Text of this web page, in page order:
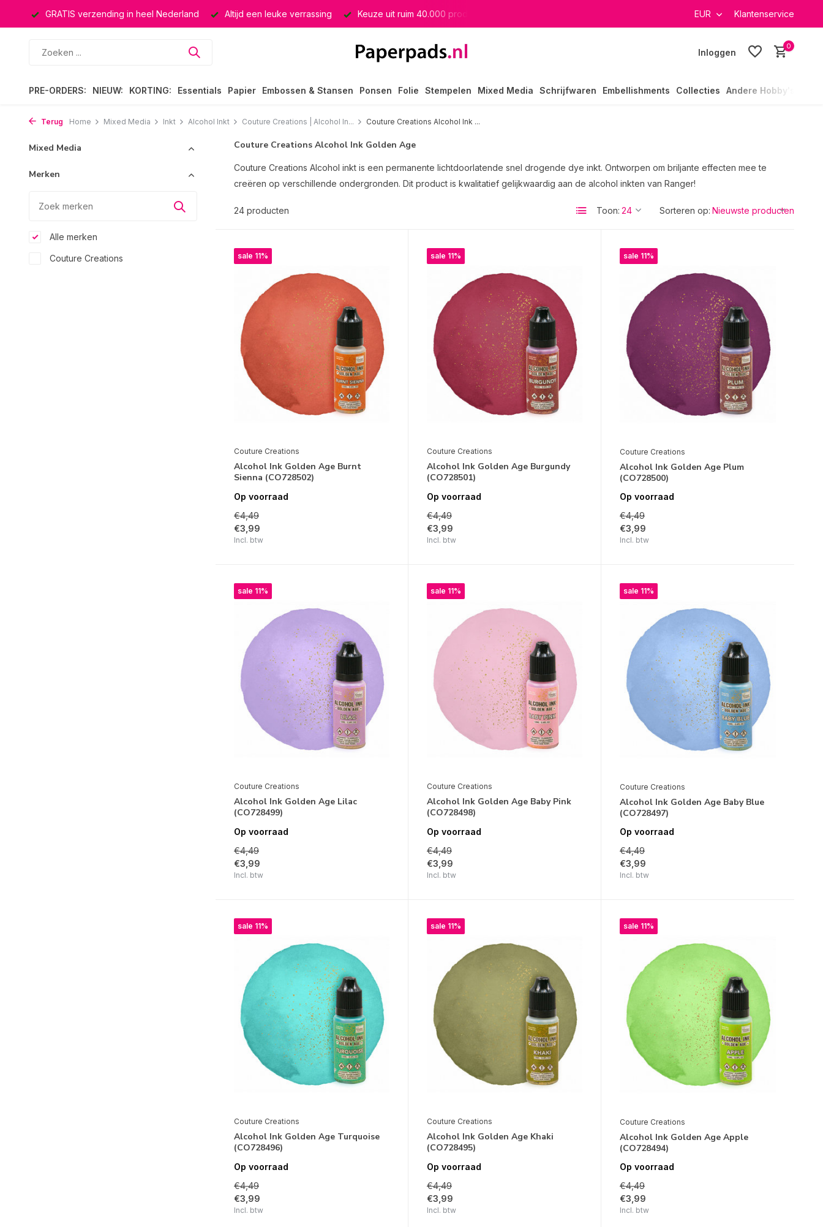
Altijd een leuke verrassing Keuze uit ruim 40.000 producten GRATIS verzending in heel Nederland EUR Klantenservice
Inloggen
0
PRE-ORDERS: NIEUW: KORTING: Essentials Papier Embossen & Stansen Ponsen Folie Stempelen Mixed Media Schrijfwaren Embellishments Collecties Andere Hobby's
Terug Home Mixed Media Inkt Alcohol Inkt Couture Creations | Alcohol In... Couture Creations Alcohol Ink ...
Mixed Media
Merken
Alle merken
Couture Creations
Couture Creations Alcohol Ink Golden Age
Couture Creations Alcohol inkt is een permanente lichtdoorlatende snel drogende dye inkt. Ontworpen om briljante effecten mee te
creëren op verschillende ondergronden. Dit product is kwalitatief gelijkwaardig aan de alcohol inkten van Ranger!
24 producten Toon: Sorteren op:
sale 11%
Couture Creations
Alcohol Ink Golden Age Burnt
Sienna (CO728502)
Op voorraad
€4,49
€3,99
Incl. btw
sale 11%
Couture Creations
Alcohol Ink Golden Age Burgundy
(CO728501)
Op voorraad
€4,49
€3,99
Incl. btw
sale 11%
Couture Creations
Alcohol Ink Golden Age Plum
(CO728500)
Op voorraad
€4,49
€3,99
Incl. btw
sale 11%
Couture Creations
Alcohol Ink Golden Age Lilac
(CO728499)
Op voorraad
€4,49
€3,99
Incl. btw
sale 11%
Couture Creations
Alcohol Ink Golden Age Baby Pink
(CO728498)
Op voorraad
€4,49
€3,99
Incl. btw
sale 11%
Couture Creations
Alcohol Ink Golden Age Baby Blue
(CO728497)
Op voorraad
€4,49
€3,99
Incl. btw
sale 11%
Couture Creations
Alcohol Ink Golden Age Turquoise
(CO728496)
Op voorraad
€4,49
€3,99
Incl. btw
sale 11%
Couture Creations
Alcohol Ink Golden Age Khaki
(CO728495)
Op voorraad
€4,49
€3,99
Incl. btw
sale 11%
Couture Creations
Alcohol Ink Golden Age Apple
(CO728494)
Op voorraad
€4,49
€3,99
Incl. btw